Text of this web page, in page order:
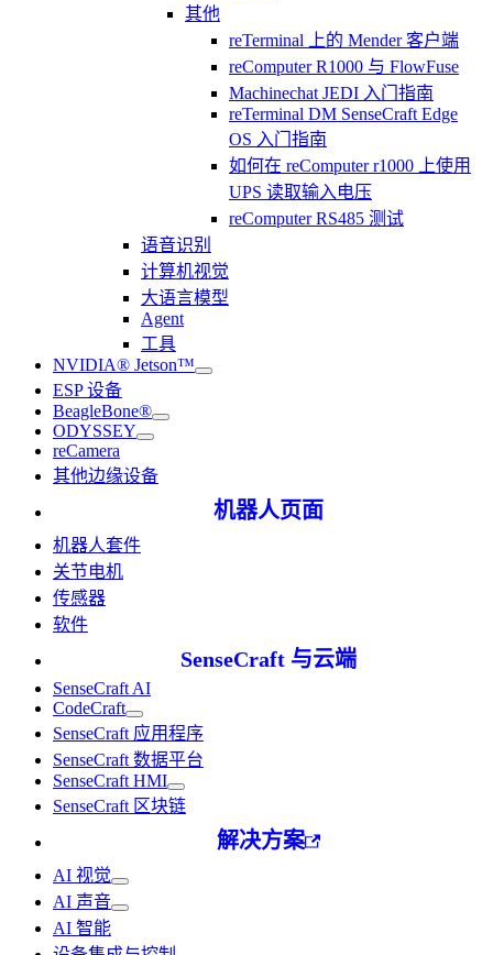
其他
reTerminal 上的 Mender 客户端
reComputer R1000 与 FlowFuse
Machinechat JEDI 入门指南
reTerminal DM SenseCraft Edge
OS 入门指南
如何在 reComputer r1000 上使用
UPS 读取输入电压
reComputer RS485 测试
语音识别
计算机视觉
大语言模型
Agent
工具
NVIDIA® Jetson™
ESP 设备
BeagleBone®
ODYSSEY
reCamera
其他边缘设备
机器人页面
机器人套件
关节电机
传感器
软件
SenseCraft 与云端
SenseCraft AI
CodeCraft
SenseCraft 应用程序
SenseCraft 数据平台
SenseCraft HMI
SenseCraft 区块链
解决方案
AI 视觉
AI 声音
AI 智能